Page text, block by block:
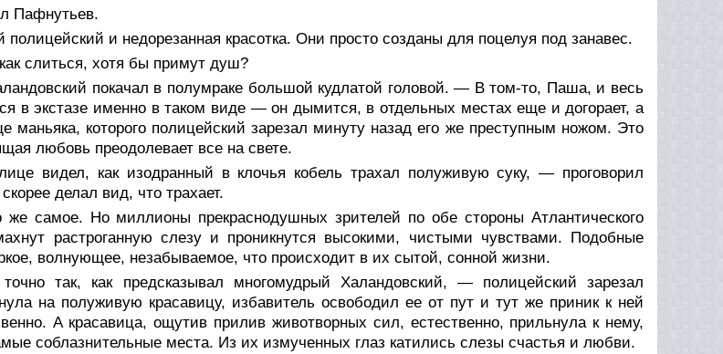
Пафнутьев.
и недорезанная красотка. Они просто созданы для поцелуя под занавес.
слиться, хотя бы примут душ?
покачал в полумраке большой кудлатой головой. — В том-то, Паша, и весь
в экстазе именно в таком виде — он дымится, в отдельных местах еще и догорает, а
маньяка, которого полицейский зарезал минуту назад его же преступным ножом. Это
любовь преодолевает все на свете.
видел, как изодранный в клочья кобель трахал полуживую суку, — проговорил
делал вид, что трахает.
самое. Но миллионы прекраснодушных зрителей по обе стороны Атлантического
растроганную слезу и проникнутся высокими, чистыми чувствами. Подобные
волнующее, незабываемое, что происходит в их сытой, сонной жизни.
так, как предсказывал многомудрый Халандовский, — полицейский зарезал
на полуживую красавицу, избавитель освободил ее от пут и тут же приник к ней
А красавица, ощутив прилив животворных сил, естественно, прильнула к нему,
соблазнительные места. Из их измученных глаз катились слезы счастья и любви.